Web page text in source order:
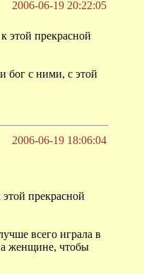
2006-06-19 20:22:05
этой прекрасной
бог с ними, с этой
2006-06-19 18:06:04
прекрасной
всего играла в
а женщине, чтобы